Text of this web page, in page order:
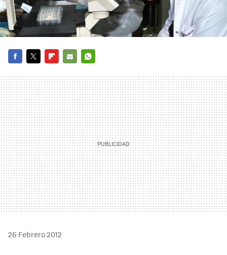
MAIL
26 Febrero 2012